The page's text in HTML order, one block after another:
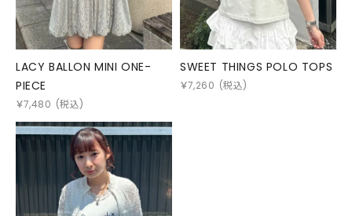
LACY BALLON MINI ONE-
PIECE
￥7,480 (税込)
SWEET THINGS POLO TOPS
￥7,260 (税込)